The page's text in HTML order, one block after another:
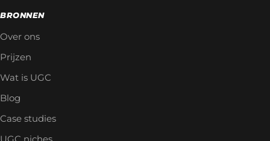
BRONNEN
Over ons
Prijzen
Wat is UGC
Blog
Case studies